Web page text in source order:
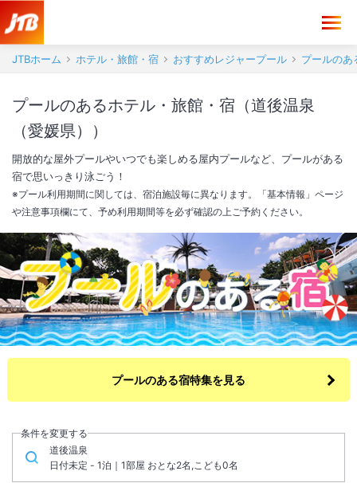
JTBホーム ホテル・旅館・宿 おすすめレジャープール プールのあ
プールのあるホテル・旅館・宿（道後温泉
（愛媛県））
開放的な屋外プールやいつでも楽しめる屋内プールなど、プールがある
宿で思いっきり泳ごう！
※プール利用期間に関しては、宿泊施設毎に異なります。「基本情報」ページ
や注意事項欄にて、予め利用期間等を必ず確認の上ご予約ください。
プールのある宿特集を見る
条件を変更する
道後温泉
日付未定 - 1泊｜1部屋 おとな2名,こども0名